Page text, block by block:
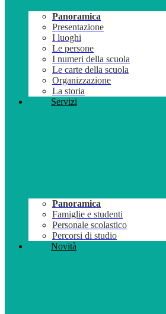
Panoramica
Presentazione
I luoghi
Le persone
I numeri della scuola
Le carte della scuola
Organizzazione
La storia
Servizi
Panoramica
Famiglie e studenti
Personale scolastico
Percorsi di studio
Novità